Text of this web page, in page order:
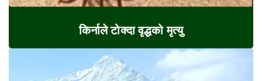
किर्नाले टोक्दा वृद्धको मृत्यु